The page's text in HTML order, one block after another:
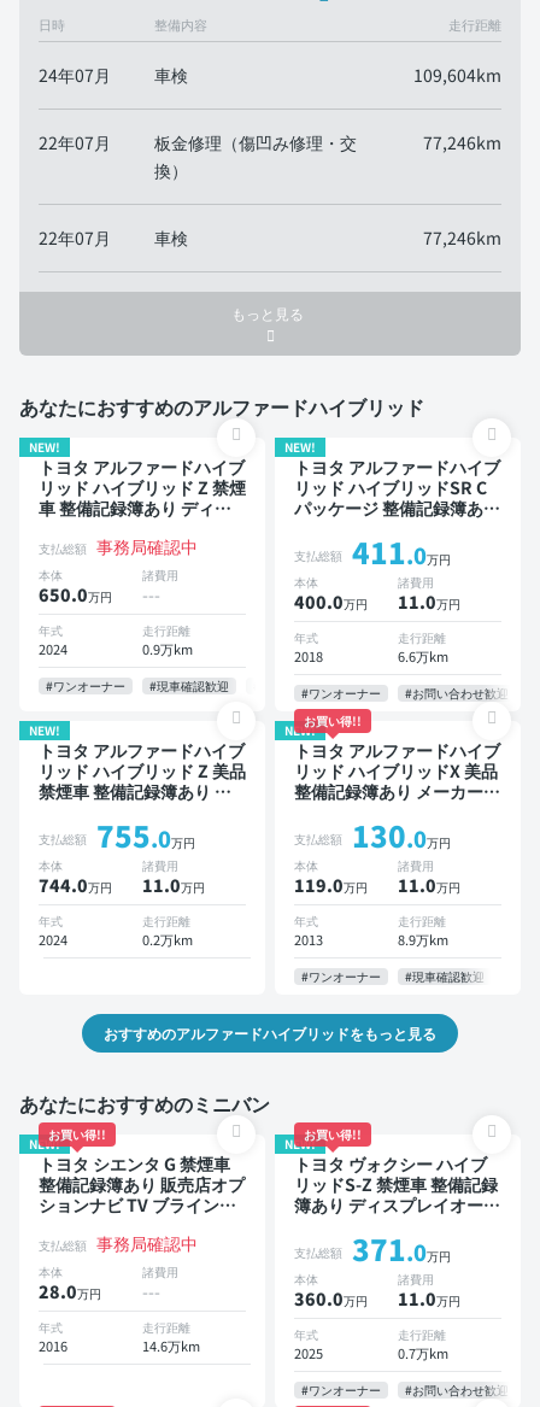
日時 整備内容 走行距離
24年07月 車検 109,604km
22年07月
板金修理（傷凹み修理・交
換）
77,246km
22年07月 車検 77,246km
もっと見る
あなたにおすすめのアルファードハイブリッド
NEW!
トヨタ アルファードハイブ
リッド ハイブリッド Z 禁煙
車 整備記録簿あり ディス
ットあり TV 後席モニター
ブラインドスポットモニタ
ー デジタルインナーミラー
オートクルーズ 3列シート
スマートキー ETC 電動バ
ックドア バックモニター
全方位カメラ ドライブレコ
ーダー 衝突軽減 両側電動
支払総額 事務局確認中
本体
650.0万円
諸費用
---
年式
2024
走行距離
0.9万km
#ワンオーナー #現車確認歓迎 #お問い合わせ歓迎 #納期応相談
NEW!
トヨタ アルファードハイブ
リッド ハイブリッドSR C
パッケージ 整備記録簿あり
デジタルインナーミラー オ
ートクルーズ 3列シート ス
マートキー ETC バックモ
ニター ドライブレコーダー
両側電動スライドドア 7人
乗り
支払総額 411.0万円
本体
400.0万円
諸費用
11.0万円
年式
2018
走行距離
6.6万km
#ワンオーナー #お問い合わせ歓迎
NEW!
トヨタ アルファードハイブ
リッド ハイブリッド Z 美品
禁煙車 整備記録簿あり デ
ビキットあり オートクルー
ズ 3列シート スマートキー
ETC サンルーフ 電動バッ
クドア バックモニター 全
方位カメラ ドライブレコー
ダー 衝突軽減 両側電動ス
ライドドア 7人乗り
支払総額 755.0万円
本体
744.0万円
諸費用
11.0万円
年式
2024
走行距離
0.2万km
NEW!
お買い得!!
トヨタ アルファードハイブ
リッド ハイブリッドX 美品
整備記録簿あり メーカーオ
ルーズ 3列シート スマート
キー ETC サンルーフ バッ
クモニター 全方位カメラ
ドライブレコーダー 両側電
動スライドドア 7人乗り
支払総額 130.0万円
本体
119.0万円
諸費用
11.0万円
年式
2013
走行距離
8.9万km
#ワンオーナー #現車確認歓迎
おすすめのアルファードハイブリッドをもっと見る
あなたにおすすめのミニバン
NEW!
お買い得!!
トヨタ シエンタ G 禁煙車
整備記録簿あり 販売店オプ
ションナビ TV ブラインド
ト スマートキー バックモ
ニター ドライブレコーダー
衝突軽減 両側電動スライド
ドア 7人乗り
支払総額 事務局確認中
本体
28.0万円
諸費用
---
年式
2016
走行距離
14.6万km
NEW!
お買い得!!
トヨタ ヴォクシー ハイブ
リッドS-Z 禁煙車 整備記録
簿あり ディスプレイオーデ
インドスポットモニター デ
ジタルインナーミラー オー
トクルーズ 3列シート スマ
ートキー ETC 電動バック
ドア バックモニター 全方
位カメラ ドライブレコーダ
ー 衝突軽減 両側電動スラ
イドドア 7人乗り
支払総額 371.0万円
本体
360.0万円
諸費用
11.0万円
年式
2025
走行距離
0.7万km
#ワンオーナー #お問い合わせ歓迎